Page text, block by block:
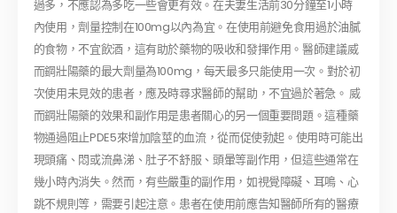
過多，不應認為多吃一些會更有效。在夫妻生活前30分鐘至1小時
內使用，劑量控制在100mg以內為宜。在使用前避免食用過於油膩
的食物，不宜飲酒，這有助於藥物的吸收和發揮作用。醫師建議威
而鋼壯陽藥的最大劑量為100mg，每天最多只能使用一次。對於初
次使用未見效的患者，應及時尋求醫師的幫助，不宜過於著急。 威
而鋼壯陽藥的效果和副作用是患者關心的另一個重要問題。這種藥
物通過阻止PDE5來增加陰莖的血流，從而促使勃起。使用時可能出
現頭痛、悶或流鼻涕、肚子不舒服、頭暈等副作用，但這些通常在
幾小時內消失。然而，有些嚴重的副作用，如視覺障礙、耳鳴、心
跳不規則等，需要引起注意。患者在使用前應告知醫師所有的醫療